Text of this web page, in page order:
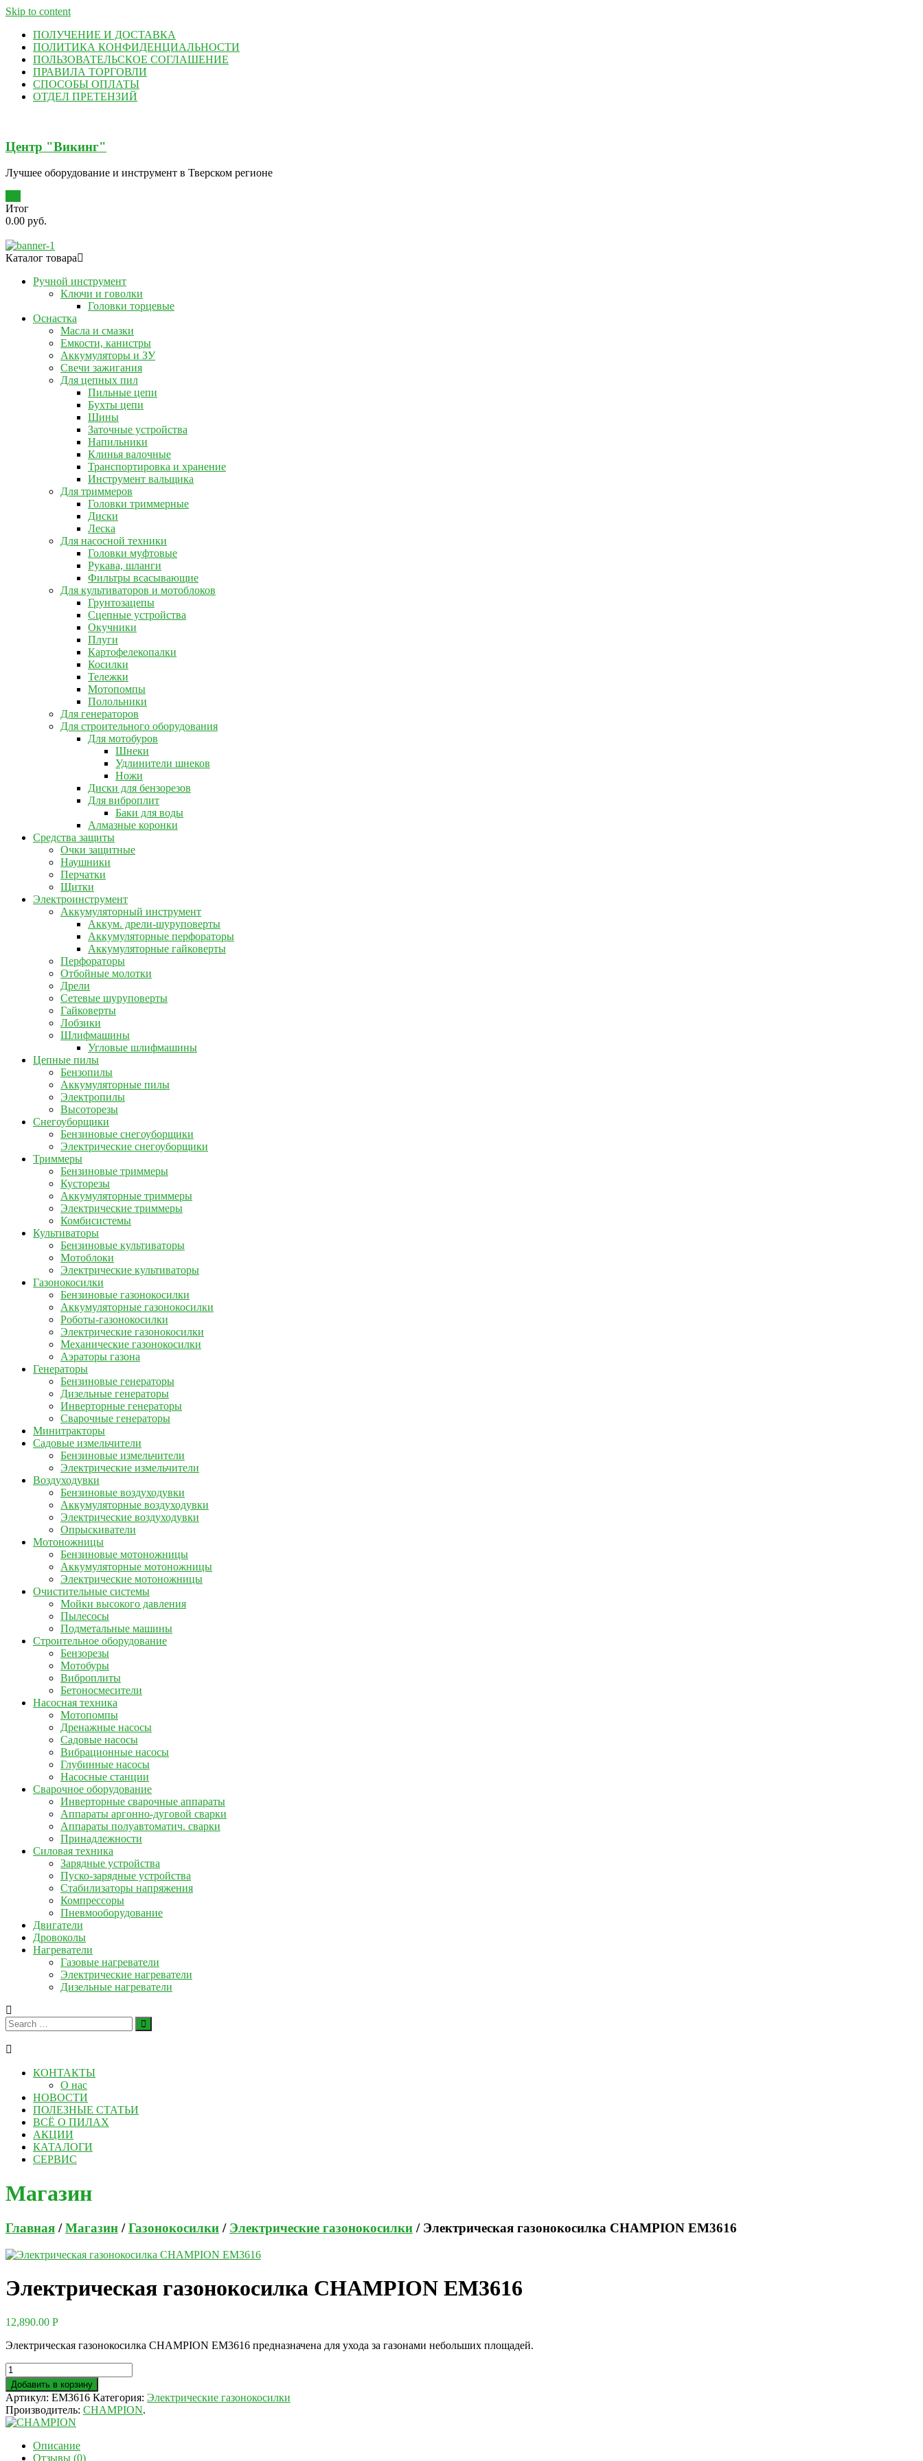
Skip to content
ПОЛУЧЕНИЕ И ДОСТАВКА
ПОЛИТИКА КОНФИДЕНЦИАЛЬНОСТИ
ПОЛЬЗОВАТЕЛЬСКОЕ СОГЛАШЕНИЕ
ПРАВИЛА ТОРГОВЛИ
СПОСОБЫ ОПЛАТЫ
ОТДЕЛ ПРЕТЕНЗИЙ
Центр "Викинг"
Лучшее оборудование и инструмент в Тверском регионе
Итог
0.00 руб.
Каталог товара
Ручной инструмент
Ключи и говолки
Головки торцевые
Оснастка
Масла и смазки
Емкости, канистры
Аккумуляторы и ЗУ
Свечи зажигания
Для цепных пил
Пильные цепи
Бухты цепи
Шины
Заточные устройства
Напильники
Клинья валочные
Транспортировка и хранение
Инструмент вальщика
Для триммеров
Головки триммерные
Диски
Леска
Для насосной техники
Головки муфтовые
Рукава, шланги
Фильтры всасывающие
Для культиваторов и мотоблоков
Грунтозацепы
Сцепные устройства
Окучники
Плуги
Картофелекопалки
Косилки
Тележки
Мотопомпы
Полольники
Для генераторов
Для строительного оборудования
Для мотобуров
Шнеки
Удлинители шнеков
Ножи
Диски для бензорезов
Для виброплит
Баки для воды
Алмазные коронки
Средства защиты
Очки защитные
Наушники
Перчатки
Щитки
Электроинструмент
Аккумуляторный инструмент
Аккум. дрели-шуруповерты
Аккумуляторные перфораторы
Аккумуляторные гайковерты
Перфораторы
Отбойные молотки
Дрели
Сетевые шуруповерты
Гайковерты
Лобзики
Шлифмашины
Угловые шлифмашины
Цепные пилы
Бензопилы
Аккумуляторные пилы
Электропилы
Высоторезы
Снегоуборщики
Бензиновые снегоуборщики
Электрические снегоуборщики
Триммеры
Бензиновые триммеры
Кусторезы
Аккумуляторные триммеры
Электрические триммеры
Комбисистемы
Культиваторы
Бензиновые культиваторы
Мотоблоки
Электрические культиваторы
Газонокосилки
Бензиновые газонокосилки
Аккумуляторные газонокосилки
Роботы-газонокосилки
Электрические газонокосилки
Механические газонокосилки
Аэраторы газона
Генераторы
Бензиновые генераторы
Дизельные генераторы
Инверторные генераторы
Сварочные генераторы
Минитракторы
Садовые измельчители
Бензиновые измельчители
Электрические измельчители
Воздуходувки
Бензиновые воздуходувки
Аккумуляторные воздуходувки
Электрические воздуходувки
Опрыскиватели
Мотоножницы
Бензиновые мотоножницы
Аккумуляторные мотоножницы
Электрические мотоножницы
Очистительные системы
Мойки высокого давления
Пылесосы
Подметальные машины
Строительное оборудование
Бензорезы
Мотобуры
Виброплиты
Бетоносмесители
Насосная техника
Мотопомпы
Дренажные насосы
Садовые насосы
Вибрационные насосы
Глубинные насосы
Насосные станции
Сварочное оборудование
Инверторные сварочные аппараты
Аппараты аргонно-дуговой сварки
Аппараты полуавтоматич. сварки
Принадлежности
Силовая техника
Зарядные устройства
Пуско-зарядные устройства
Стабилизаторы напряжения
Компрессоры
Пневмооборудование
Двигатели
Дровоколы
Нагреватели
Газовые нагреватели
Электрические нагреватели
Дизельные нагреватели
КОНТАКТЫ
О нас
НОВОСТИ
ПОЛЕЗНЫЕ СТАТЬИ
ВСЁ О ПИЛАХ
АКЦИИ
КАТАЛОГИ
СЕРВИС
Магазин
Главная /Магазин /Газонокосилки / Электрические газонокосилки / Электрическая газонокосилка CHAMPION EM3616
Электрическая газонокосилка CHAMPION EM3616
12,890.00 Р
Электрическая газонокосилка CHAMPION EM3616 предназначена для ухода за газонами небольших площадей.
Добавить в корзину
Артикул: EM3616 Категория: Электрические газонокосилки
Производитель: CHAMPION.
Описание
Отзывы (0)